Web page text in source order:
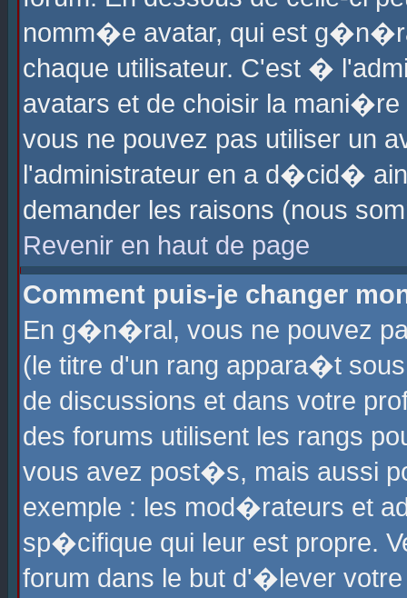
nomm�e avatar, qui est
chaque utilisateur. C'est �
avatars et de choisir la
vous ne pouvez pas utiliser un
l'administrateur en a d�cid�
demander les raisons (nous
Revenir en haut de page
Comment puis-je changer
En g�n�ral, vous ne pouvez
(le titre d'un rang appara�t
de discussions et dans votre
des forums utilisent les rangs
vous avez post�s, mais aussi
exemple : les mod�rateurs et
sp�cifique qui leur est propre.
forum dans le but d'�lever